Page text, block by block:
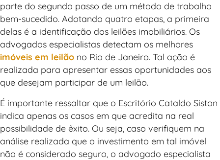
parte do segundo passo de um método de trabalho
bem-sucedido. Adotando quatro etapas, a primeira
delas é a identificação dos leilões imobiliários. Os
advogados especialistas detectam os melhores
imóveis em leilão no Rio de Janeiro. Tal ação é
realizada para apresentar essas oportunidades aos
que desejam participar de um leilão.
É importante ressaltar que o Escritório Cataldo Siston
indica apenas os casos em que acredita na real
possibilidade de êxito. Ou seja, caso verifiquem na
análise realizada que o investimento em tal imóvel
não é considerado seguro, o advogado especialista